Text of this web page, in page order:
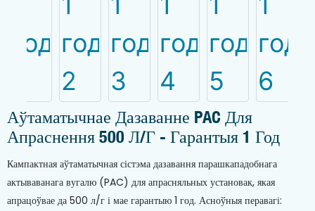
Аўтаматычнае Дазаванне PAC Для
Апраснення 500 Л/г - Гарантыя 1 Год
Кампактная аўтаматычная сістэма дазавання парашкападобнага
актываванага вугалю (PAC) для апрасняльных установак, якая
апрацоўвае да 500 л/г і мае гарантыю 1 год. Асноўныя перавагі: